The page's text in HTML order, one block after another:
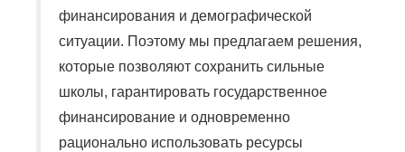
финансирования и демографической
ситуации. Поэтому мы предлагаем решения,
которые позволяют сохранить сильные
школы, гарантировать государственное
финансирование и одновременно
рационально использовать ресурсы